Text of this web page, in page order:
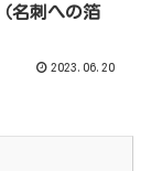
名刺への箔
2023.06.20